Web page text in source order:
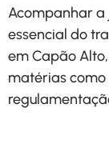
Acompanhar a
essencial do
em Capão
matérias